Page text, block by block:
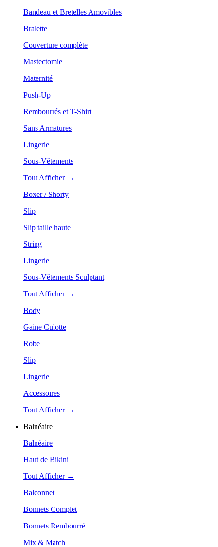
Bandeau et Bretelles Amovibles
Bralette
Couverture complète
Mastectomie
Maternité
Push-Up
Rembourrés et T-Shirt
Sans Armatures
Lingerie
Sous-Vêtements
Tout Afficher →
Boxer / Shorty
Slip
Slip taille haute
String
Lingerie
Sous-Vêtements Sculptant
Tout Afficher →
Body
Gaine Culotte
Robe
Slip
Lingerie
Accessoires
Tout Afficher →
Balnéaire
Balnéaire
Haut de Bikini
Tout Afficher →
Balconnet
Bonnets Complet
Bonnets Rembourré
Mix & Match